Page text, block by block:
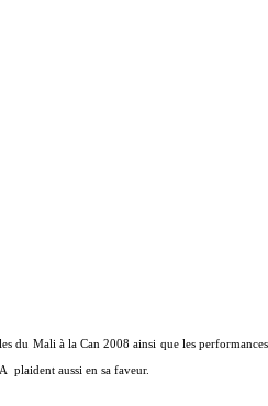
du Mali à la Can 2008 ainsi que les performances
plaident aussi en sa faveur.